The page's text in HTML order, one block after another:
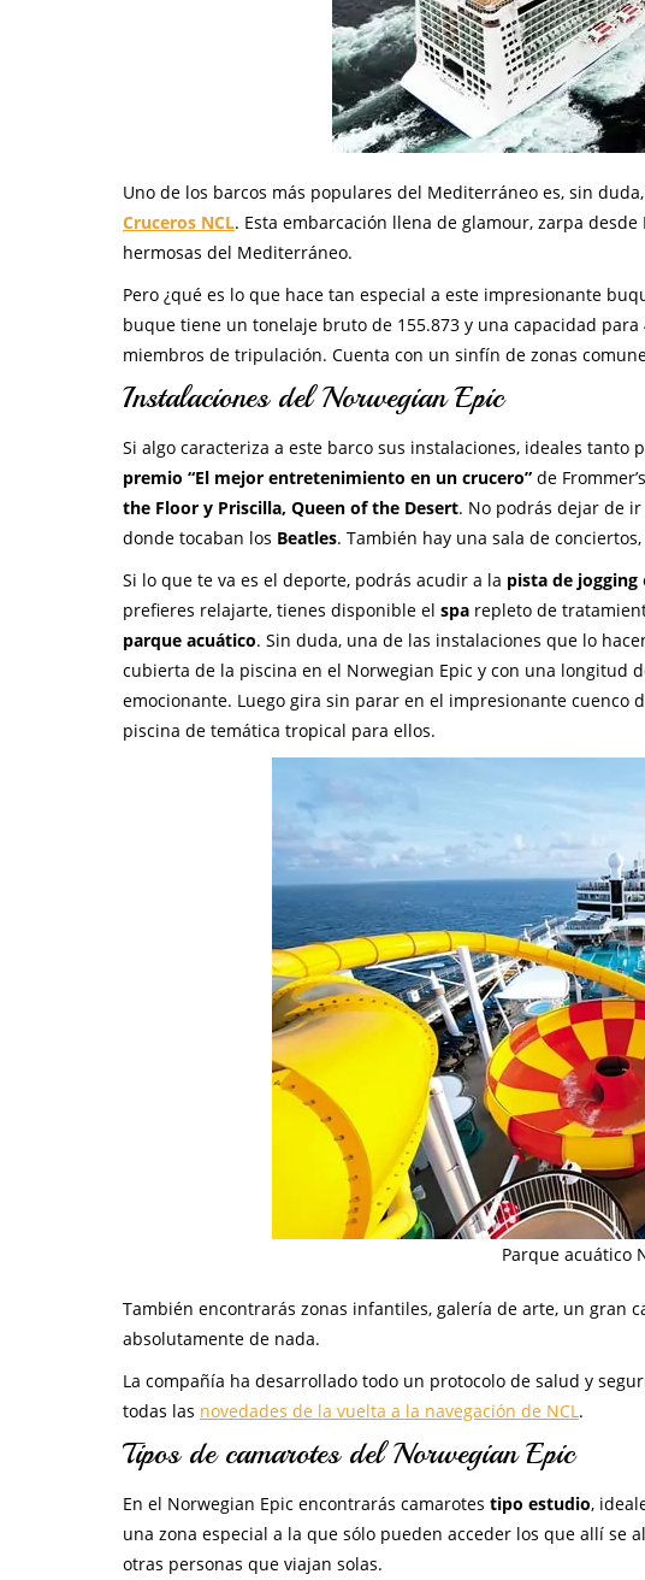
Uno de los barcos más populares del Mediterráneo es, sin
Cruceros NCL. Esta embarcación llena de glamour, zarpa
hermosas del Mediterráneo.
Pero ¿qué es lo que hace tan especial a este impresionante
buque tiene un tonelaje bruto de 155.873 y una capacidad
miembros de tripulación. Cuenta con un sinfín de zonas
Instalaciones del Norwegian Epic
Si algo caracteriza a este barco sus instalaciones, ideales
premio “El mejor entretenimiento en un crucero” de
the Floor y Priscilla, Queen of the Desert. No podrás dejar de ir
donde tocaban los Beatles. También hay una sala de
Si lo que te va es el deporte, podrás acudir a la pista de jogging
prefieres relajarte, tienes disponible el spa repleto de
parque acuático. Sin duda, una de las instalaciones que lo
cubierta de la piscina en el Norwegian Epic y con una longitud
emocionante. Luego gira sin parar en el impresionante cuenco
piscina de temática tropical para ellos.
Parque acuático
También encontrarás zonas infantiles, galería de arte, un gran
absolutamente de nada.
La compañía ha desarrollado todo un protocolo de salud y
todas las novedades de la vuelta a la navegación de NCL.
Tipos de camarotes del Norwegian Epic
En el Norwegian Epic encontrarás camarotes tipo estudio,
una zona especial a la que sólo pueden acceder los que allí se
otras personas que viajan solas.